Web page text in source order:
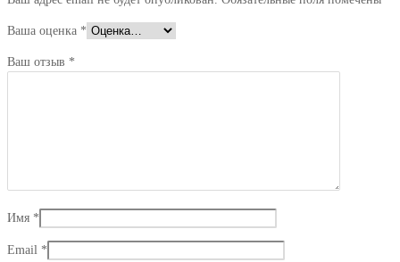
Ваша оценка *
Ваш отзыв *
Имя *
Email *